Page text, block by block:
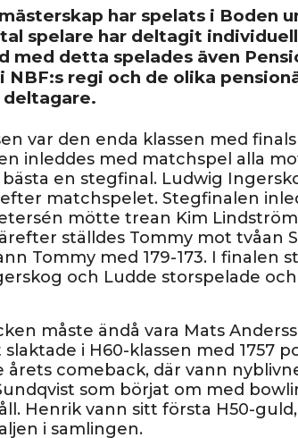
har spelats i Boden
spelare har deltagit
med detta spelades även
NBF:s regi och de olika
var den enda klassen med
inleddes med matchspel alla
en stegfinal. Ludwig
matchspelet. Stegfinalen
mötte trean Kim
ställdes Tommy mot tvåan
Tommy med 179-173. I finalen
och Ludde storspelade
måste ändå vara Mats
i H60-klassen med 1757
årets comeback, där vann
som börjat om med
Henrik vann sitt första H50-
i samlingen.